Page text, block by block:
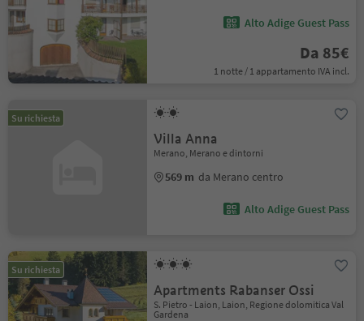
Alto Adige Guest Pass
Da 85€
1 notte / 1 appartamento IVA incl.
Su richiesta
Villa Anna
Merano, Merano e dintorni
569 m da Merano centro
Alto Adige Guest Pass
Su richiesta
Apartments Rabanser Ossi
S. Pietro - Laion, Laion, Regione dolomitica Val
Gardena